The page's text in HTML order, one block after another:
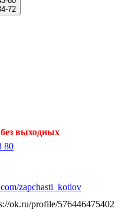
72
без выходных
80
zapchasti_kotlov
ok.ru/profile/576446475402